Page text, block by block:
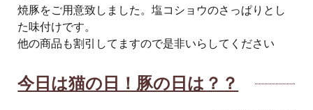
焼豚をご用意致しました。塩コショウのさっぱりとし
た味付けです。
他の商品も割引してますので是非いらしてください
今日は猫の日！豚の日は？？